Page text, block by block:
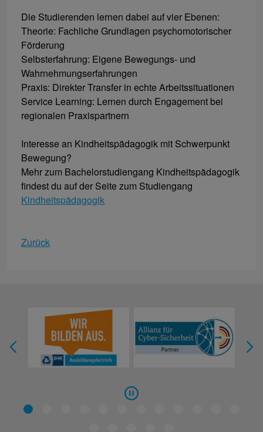
Die Studierenden lernen dabei auf vier Ebenen:
Theorie: Fachliche Grundlagen psychomotorischer
Förderung
Selbsterfahrung: Eigene Bewegungs- und
Wahrnehmungserfahrungen
Praxis: Direkter Transfer in echte Arbeitssituationen
Service Learning: Lernen durch Engagement bei
regionalen Praxispartnern
Interesse an Kindheitspädagogik mit Schwerpunkt
Bewegung?
Mehr zum Bachelorstudiengang Kindheitspädagogik
findest du auf der Seite zum Studiengang
Kindheitspädagogik
Zurück